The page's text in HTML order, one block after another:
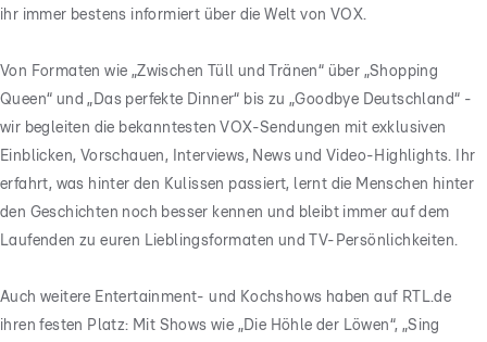
ihr immer bestens informiert über die Welt von VOX.
Von Formaten wie „Zwischen Tüll und Tränen“ über „Shopping
Queen“ und „Das perfekte Dinner“ bis zu „Goodbye Deutschland“ -
wir begleiten die bekanntesten VOX-Sendungen mit exklusiven
Einblicken, Vorschauen, Interviews, News und Video-Highlights. Ihr
erfahrt, was hinter den Kulissen passiert, lernt die Menschen hinter
den Geschichten noch besser kennen und bleibt immer auf dem
Laufenden zu euren Lieblingsformaten und TV-Persönlichkeiten.
Auch weitere Entertainment- und Kochshows haben auf RTL.de
ihren festen Platz: Mit Shows wie „Die Höhle der Löwen“, „Sing